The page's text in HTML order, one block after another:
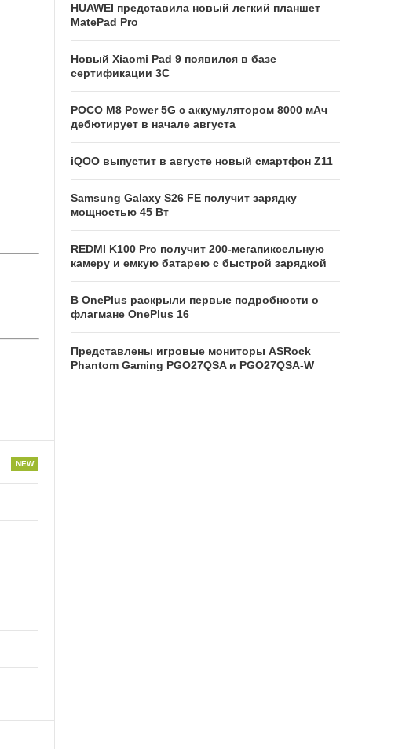
HUAWEI представила новый легкий планшет
MatePad Pro
Новый Xiaomi Pad 9 появился в базе
сертификации 3C
POCO M8 Power 5G с аккумулятором 8000 мАч
дебютирует в начале августа
iQOO выпустит в августе новый смартфон Z11
Samsung Galaxy S26 FE получит зарядку
мощностью 45 Вт
REDMI K100 Pro получит 200-мегапиксельную
камеру и емкую батарею с быстрой зарядкой
В OnePlus раскрыли первые подробности о
флагмане OnePlus 16
Представлены игровые мониторы ASRock
Phantom Gaming PGO27QSA и PGO27QSA-W